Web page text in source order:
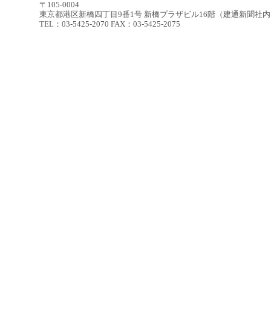
〒105-0004
東京都港区新橋四丁目9番1号 新橋プラザビル16階（建通新聞社
TEL：03-5425-2070 FAX：03-5425-2075